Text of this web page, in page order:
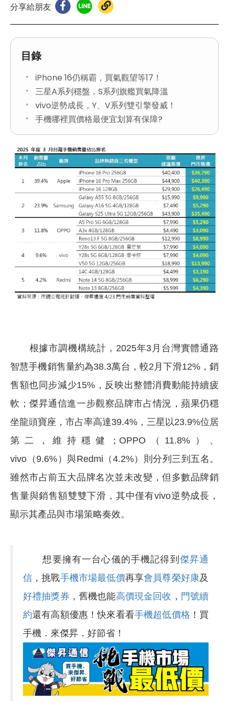
分享給朋友
目錄
iPhone 16仍稱霸，買氣觀望等17！
三星A系列穩盤，S系列旗艦買氣降溫
vivo逆勢成長，Y、V系列雙引擎發威！
手機哪裡買價格最便宜划算有保障?
根據市調機構統計，2025年3月台灣實體通路
智慧手機銷售量約為38.3萬台，較2月下滑12%，銷
售額也同步減少15%，反映出整體消費動能持續疲
軟；傑昇通信進一步觀察品牌市占情況，蘋果仍穩
坐龍頭寶座，市占率高達39.4%，三星以23.9%位居
第二，維持穩健；OPPO（11.8%）、
vivo（9.6%）與Redmi（4.2%）則分列三到五名。
雖然市占前五大品牌名次並未改變，但多數品牌銷
售量與銷售額雙雙下滑，其中僅有vivo逆勢成長，
顯示其產品與市場策略奏效。
想要擁有一台心儀的手機記得到 傑昇通
信 ，挑戰手機市場最低價再享會員尊榮好康及
好禮抽獎券 ，舊機也能高價現金回收 ， 門號續
約還有高額優惠！快來看看手機超低價格 ！買
手機．來傑昇．好節省！